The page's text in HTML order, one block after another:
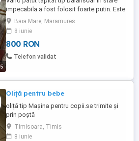
5
impecabila a fost folosit foarte putin. Este
potrivit pana la varsta de 6 luni
Baia Mare, Maramures
8 iunie
800 RON
Telefon validat
Oliță pentru bebe
oliță tip Mașina pentru copii.se trimite și
prin poștă
Timisoara, Timis
8 iunie